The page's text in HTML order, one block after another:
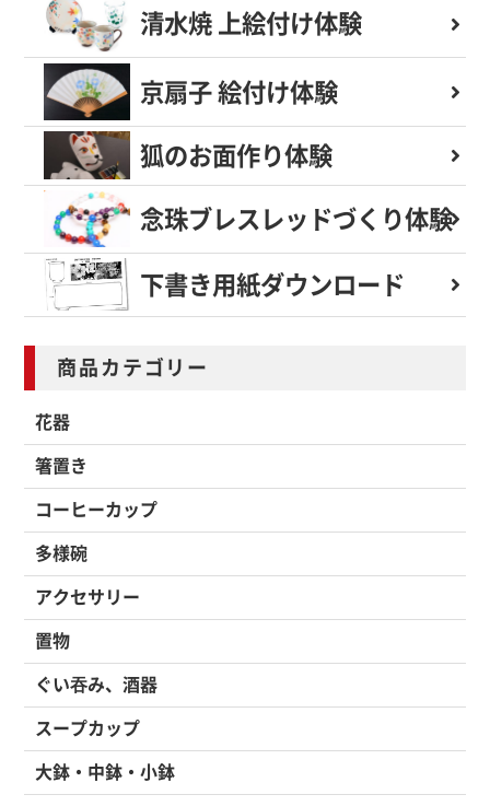
清水焼 上絵付け体験
京扇子 絵付け体験
狐のお面作り体験
念珠ブレスレッドづくり体験
下書き用紙ダウンロード
商品カテゴリー
花器
箸置き
コーヒーカップ
多様碗
アクセサリー
置物
ぐい吞み、酒器
スープカップ
大鉢・中鉢・小鉢